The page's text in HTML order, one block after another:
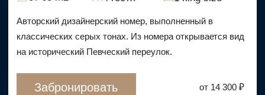
от 5 440 ₽
Забронировать